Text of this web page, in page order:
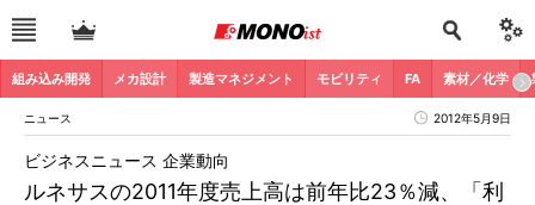
組み込み開発 メカ設計 製造マネジメント モビリティ FA 素材／化学
ニュース 2012年5月9日
ルネサスの2011年度売上高は前年比23％減、「利
ビジネスニュース 企業動向